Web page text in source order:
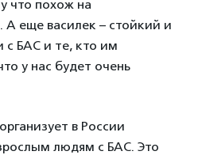
что похож на
А еще василек – стойкий и
с БАС и те, кто им
у нас будет очень
в России
людям с БАС. Это